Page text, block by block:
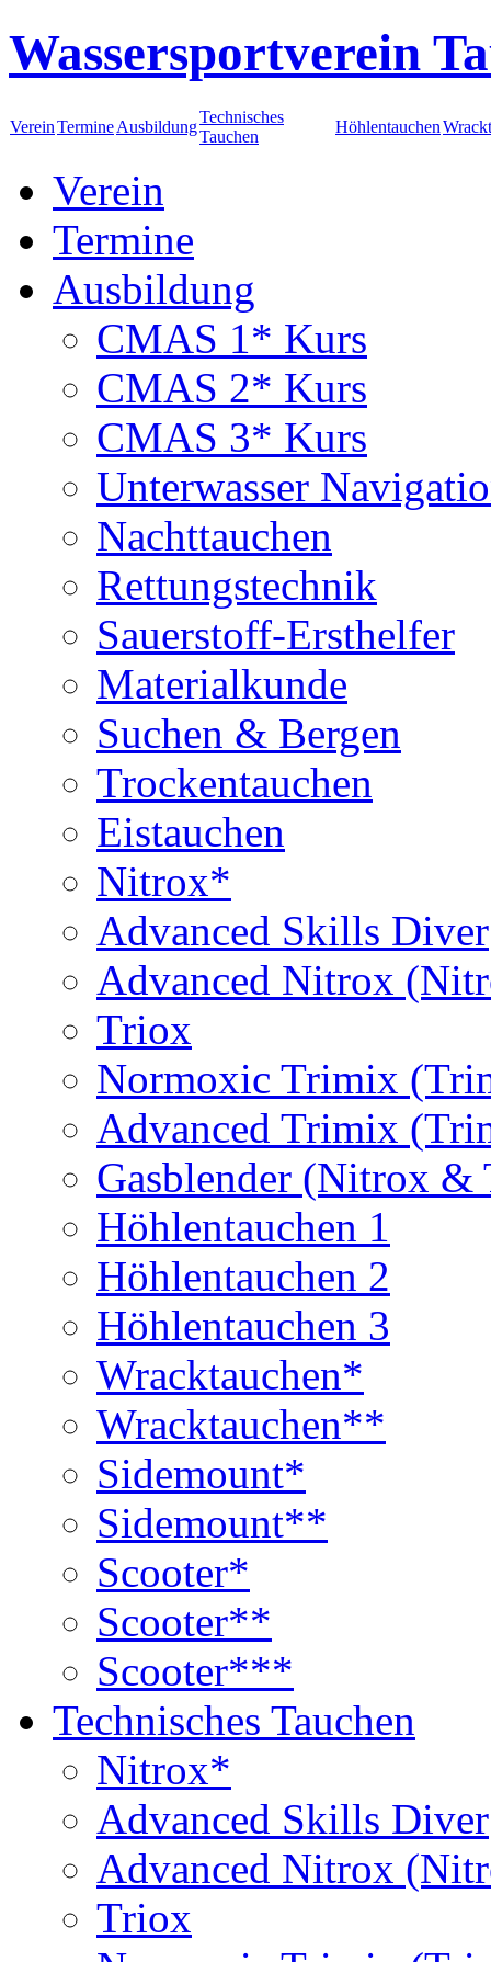
Wassersportverein
VereinTermineAusbildung
Technisches
Tauchen
Höhlentauchen
Verein
Termine
Ausbildung
CMAS 1* Kurs
CMAS 2* Kurs
CMAS 3* Kurs
Unterwasser
Nachttauchen
Rettungstechnik
Sauerstoff-Ersthelfer
Materialkunde
Suchen & Bergen
Trockentauchen
Eistauchen
Nitrox*
Advanced Skills Diver
Advanced Nitrox
Triox
Normoxic Trimix
Advanced Trimix
Gasblender (Nitrox
Höhlentauchen 1
Höhlentauchen 2
Höhlentauchen 3
Wracktauchen*
Wracktauchen**
Sidemount*
Sidemount**
Scooter*
Scooter**
Scooter***
Technisches Tauchen
Nitrox*
Advanced Skills Diver
Advanced Nitrox
Triox